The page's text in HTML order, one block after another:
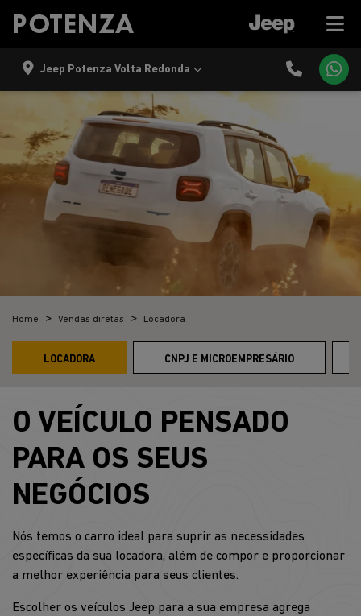
Jeep Potenza Volta Redonda
Home Vendas diretas Locadora
CNPJ E MICROEMPRESÁRIO
LOCADORA
O VEÍCULO PENSADO
PARA OS SEUS
NEGÓCIOS
Nós temos o carro ideal para suprir as necessidades
específicas da sua locadora, além de compor e proporcionar
a melhor experiência para seus clientes.
Escolher os veículos Jeep para a sua empresa agrega